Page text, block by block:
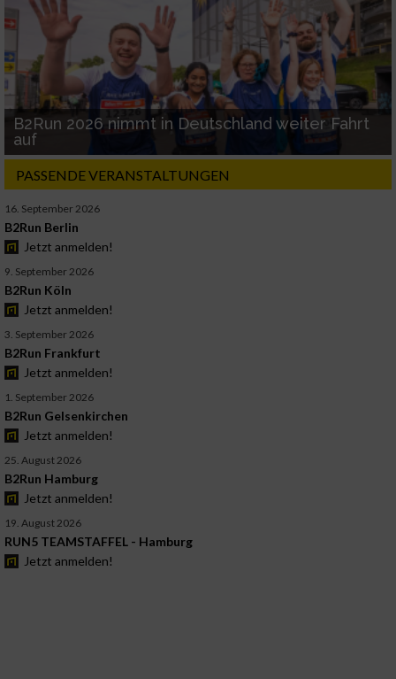
B2Run 2026 nimmt in Deutschland weiter Fahrt
auf
PASSENDE VERANSTALTUNGEN
16. September 2026
B2Run Berlin
Jetzt anmelden!
9. September 2026
B2Run Köln
Jetzt anmelden!
3. September 2026
B2Run Frankfurt
Jetzt anmelden!
1. September 2026
B2Run Gelsenkirchen
Jetzt anmelden!
25. August 2026
B2Run Hamburg
Jetzt anmelden!
19. August 2026
RUN5 TEAMSTAFFEL - Hamburg
Jetzt anmelden!